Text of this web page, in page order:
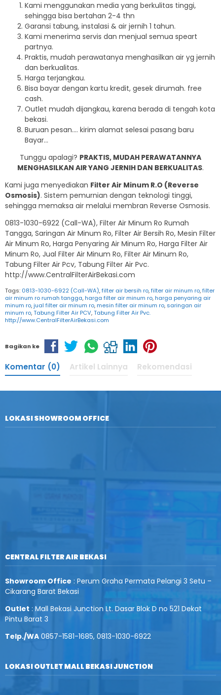
Kami menggunakan media yang berkulitas tinggi,
sehingga bisa bertahan 2-4 thn
Garansi tabung, instalasi & air jernih 1 tahun.
Kami menerima servis dan menjual semua speart
partnya.
Praktis, mudah perawatanya menghasilkan air yg jernih
dan berkualitas.
Harga terjangkau.
Bisa bayar dengan kartu kredit, gesek dirumah. free
cash.
Outlet mudah dijangkau, karena berada di tengah kota
bekasi.
Buruan pesan…. kirim alamat selesai pasang baru
Bayar…
Tunggu apalagi? PRAKTIS, MUDAH PERAWATANNYA
MENGHASILKAN AIR YANG JERNIH DAN BERKUALITAS.
Kami juga menyediakan Filter Air Minum R.O (Reverse
Osmosis). Sistem pemurnian dengan teknologi tinggi,
sehingga memaksa air melalui membran Reverse Osmosis.
0813-1030-6922 (Call-WA), Filter Air Minum Ro Rumah
Tangga, Saringan Air Minum Ro, Filter Air Bersih Ro, Mesin Filter
Air Minum Ro, Harga Penyaring Air Minum Ro, Harga Filter Air
Minum Ro, Jual Filter Air Minum Ro, Filter Air Minum Ro,
Tabung Filter Air Pcv, Tabung Filter Air Pvc.
http://www.CentralFilterAirBekasi.com
Tags: 0813-1030-6922 (Call-WA),filter air bersih ro,filter air minum ro,filter
air minum ro rumah tangga,harga filter air minum ro,harga penyaring air
minum ro,jual filter air minum ro,mesin filter air minum ro, saringan air
minum ro,Tabung Filter Air PCV,Tabung Filter Air Pvc.
http://www.CentralFilterAirBekasi.com
Bagikan ke
Komentar (0) Artikel Lainnya Rekomendasi
LOKASI SHOWROOM OFFICE
CENTRAL FILTER AIR BEKASI
Showroom Office : Perum Graha Permata Pelangi 3 Setu –
Cikarang Barat Bekasi
Outlet : Mall Bekasi Junction Lt. Dasar Blok D no 521 Dekat
Pintu Barat 3
Telp./WA 0857-1581-1685, 0813-1030-6922
LOKASI OUTLET MALL BEKASI JUNCTION